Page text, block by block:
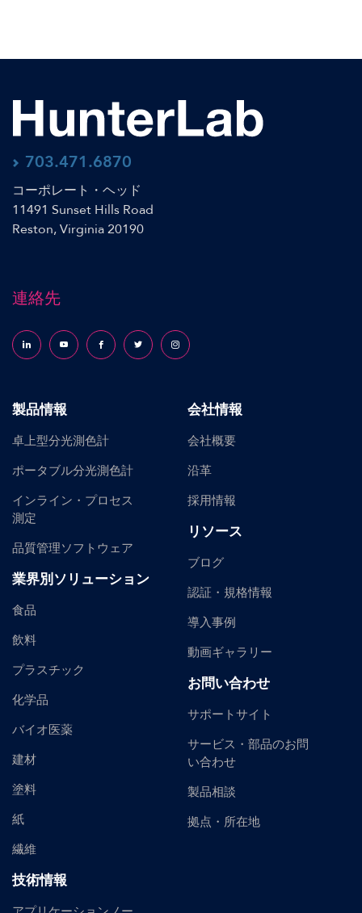
703.471.6870
コーポレート・ヘッド
11491 Sunset Hills Road
Reston, Virginia 20190
連絡先
Follow us on LinkedInFollow us on YouTubeFollow us on Facebook
Follow us on X (formerly Twitter)
Follow us on Instagram
製品情報
卓上型分光測色計
ポータブル分光測色計
インライン・プロセス
測定
品質管理ソフトウェア
業界別ソリューション
食品
飲料
プラスチック
化学品
バイオ医薬
建材
塗料
紙
繊維
技術情報
会社情報
会社概要
沿革
採用情報
リソース
ブログ
認証・規格情報
導入事例
動画ギャラリー
お問い合わせ
サポートサイト
サービス・部品のお問
い合わせ
製品相談
拠点・所在地